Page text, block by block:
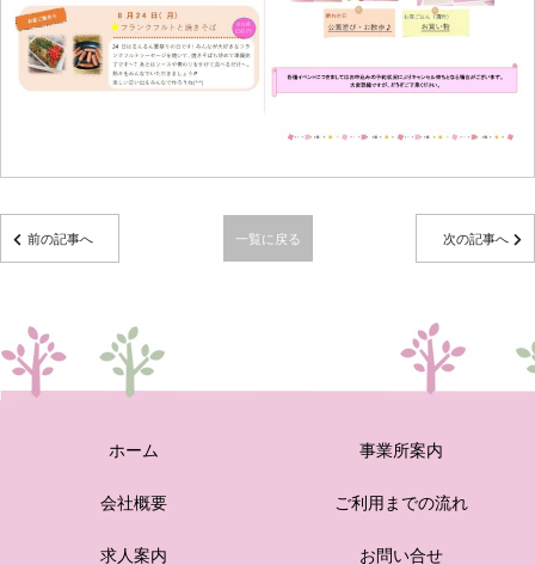
前の記事へ 一覧に戻る 次の記事へ
ホーム 事業所案内
会社概要 ご利用までの流れ
求人案内 お問い合せ